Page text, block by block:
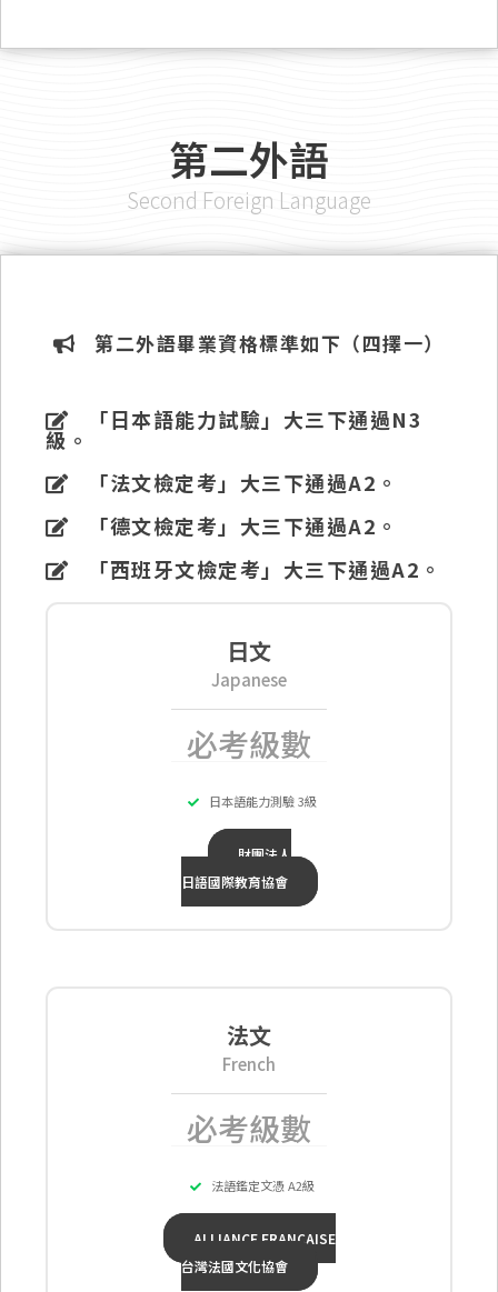
第二外語
Second Foreign Language
第二外語畢業資格標準如下（四擇一）
「日本語能力試驗」大三下通過N3
級。
「法文檢定考」大三下通過A2。
「德文檢定考」大三下通過A2。
「西班牙文檢定考」大三下通過A2。
日文
Japanese
必考級數
日本語能力測驗 3級
財團法人
日語國際教育協會
法文
French
必考級數
法語鑑定文憑 A2級
ALLIANCE FRANÇAISE
台灣法國文化協會